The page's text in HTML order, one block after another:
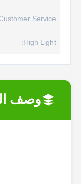
Service:
High Light:
وصف